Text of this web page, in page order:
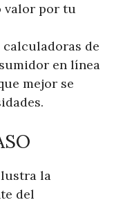
valor por tu
de
en línea
mejor se
la
del